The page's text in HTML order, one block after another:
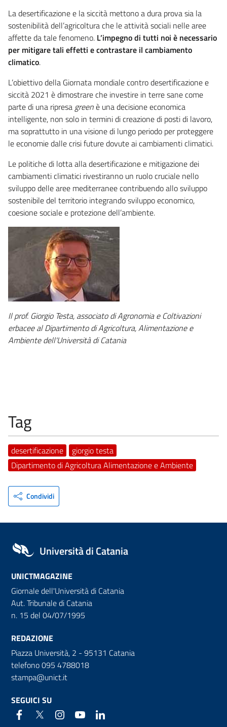
La desertificazione e la siccità mettono a dura prova sia la
sostenibilità dell’agricoltura che le attività sociali nelle aree
affette da tale fenomeno. L’impegno di tutti noi è necessario
per mitigare tali effetti e contrastare il cambiamento
climatico.
L’obiettivo della Giornata mondiale contro desertificazione e
siccità 2021 è dimostrare che investire in terre sane come
parte di una ripresagreenè una decisione economica
intelligente, non solo in termini di creazione di posti di lavoro,
ma soprattutto in una visione di lungo periodo per proteggere
le economie dalle crisi future dovute ai cambiamenti climatici.
Le politiche di lotta alla desertificazione e mitigazione dei
cambiamenti climatici rivestiranno un ruolo cruciale nello
sviluppo delle aree mediterranee contribuendo allo sviluppo
sostenibile del territorio integrando sviluppo economico,
coesione sociale e protezione dell’ambiente.
Il prof. Giorgio Testa, associato di Agronomia e Coltivazioni
erbacee al Dipartimento di Agricoltura, Alimentazione e
Ambiente dell'Università di Catania
Tag
desertificazione
giorgio testa
Dipartimento di Agricoltura Alimentazione e Ambiente
Condividi
Università di Catania
UNICTMAGAZINE
Giornale dell'Università di Catania
Aut. Tribunale di Catania
n. 15 del 04/07/1995
REDAZIONE
Piazza Università, 2 - 95131 Catania
telefono 095 4788018
stampa@unict.it
SEGUICI SU